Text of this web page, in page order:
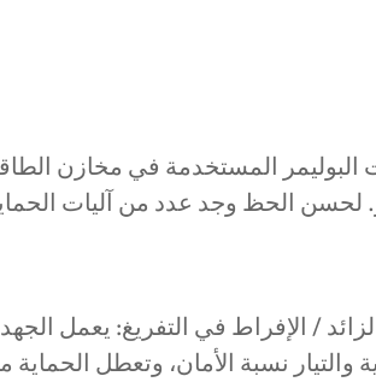
البوليمر المستخدمة في مخازن
لحسن الحظ وجد عدد من آليات
/ الإفراط في التفريغ: يعمل
نسبة الأمان، وتعطل الحماية